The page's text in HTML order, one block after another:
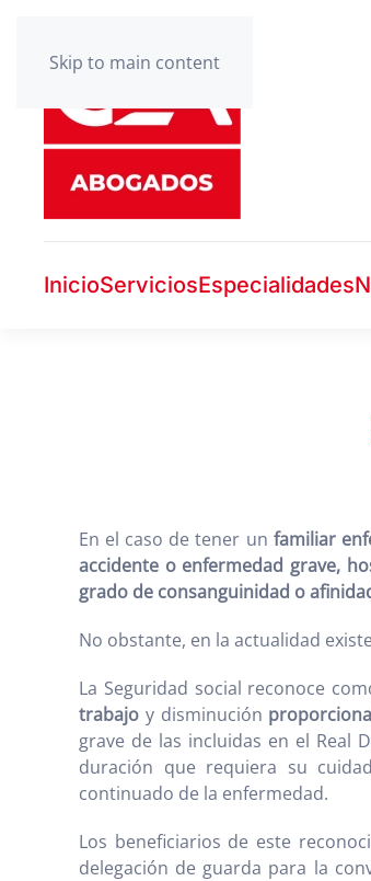
Skip to main content
InicioServiciosEspecialidades
En el caso de tener un familiar
accidente o enfermedad grave,
grado de consanguinidad o
No obstante, en la actualidad
La Seguridad social reconoce
trabajo y disminución
grave de las incluidas en el Real
duración que requiera su
continuado de la enfermedad.
Los beneficiarios de este
delegación de guarda para la